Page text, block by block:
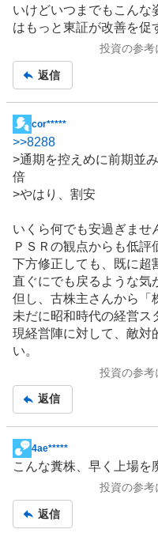
いけどいつまでもこんな
はもっと東証が改善を促
投資の参考
返信
掲
示
板
記
事
cor*****
>>8288
>通期を控えめに前期並
倍
>やはり、割安
いくら何でも安過ぎませ
ＰＳＲの観点からも低評
下方修正しても、既に超
直ぐにでも戻るような気
但し、古株主さんから「
未だに昭和時代の経営ス
現経営陣に対して、敵対
い。
投資の参考
返信
掲
示
事
4ae*****
こんな糞株、早く上場を
投資の参考
返信